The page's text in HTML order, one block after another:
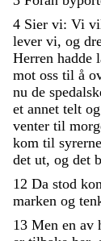
4 Sier vi: Vi
lever vi, og
Herren hadde
mot oss til å
nu de
et annet telt og
venter til
kom til
det ut, og det
12 Da stod
marken og
13 Men en av